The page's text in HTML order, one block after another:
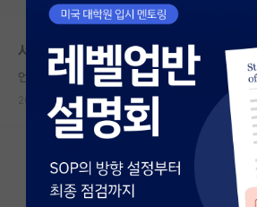
대학원생 모집
국내대학원 정보
연구실&오픈랩
커뮤니티
커뮤니티 홈
전체글보기
서성한 인문대 교수는 설마나 버나요?
언짢은 루이 파스퇴르
2024.07.24 7 4953